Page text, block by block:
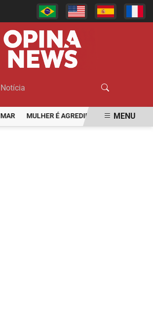
MULHER É AGREDIDA E ARRASTADA PELOS
MENU